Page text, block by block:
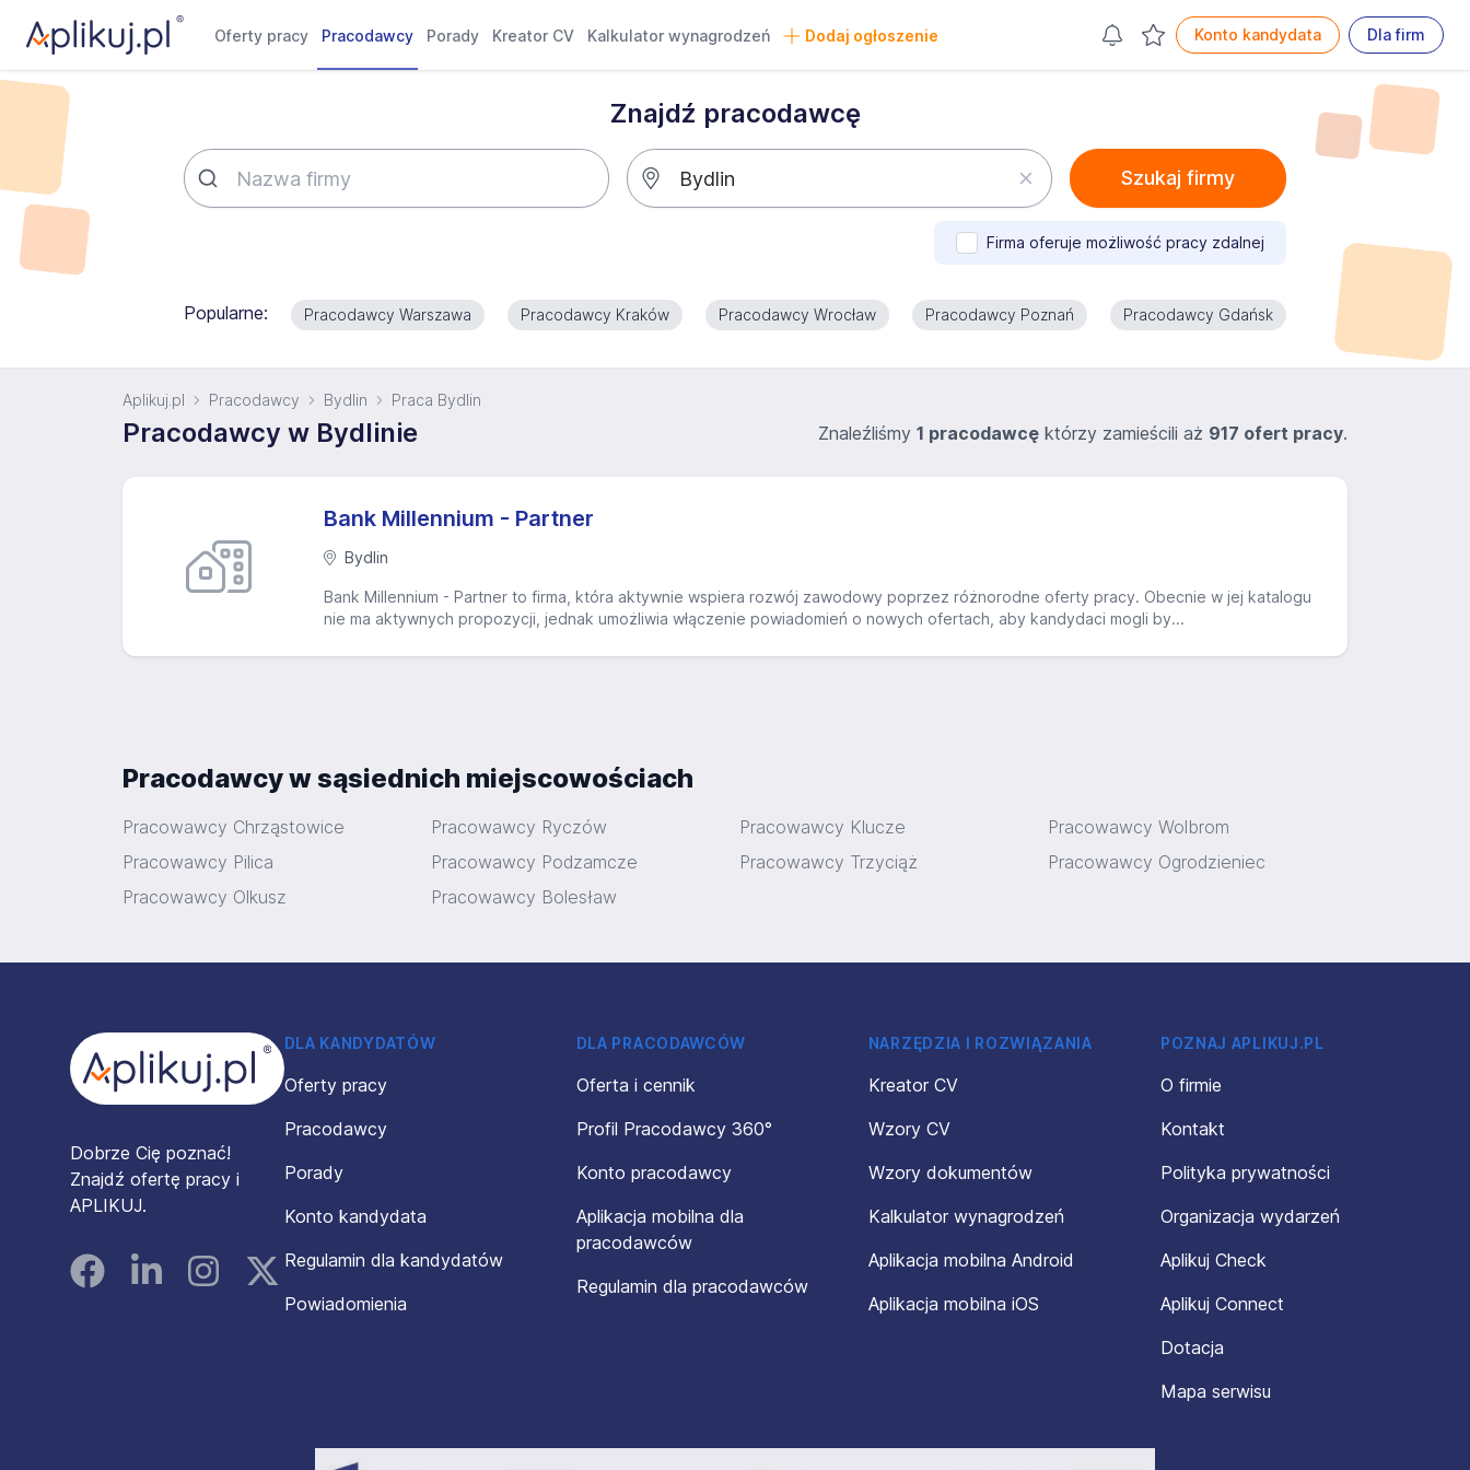
Oferty pracy Pracodawcy Porady Kreator CV Kalkulator wynagrodzeń Dodaj ogłoszenie Konto kandydata Dla firm
Znajdź pracodawcę
Szukaj firmy
Firma oferuje możliwość pracy zdalnej
Popularne: Pracodawcy Warszawa Pracodawcy Kraków Pracodawcy Wrocław Pracodawcy Poznań Pracodawcy Gdańsk
Aplikuj.pl Pracodawcy Bydlin Praca Bydlin
Pracodawcy w Bydlinie Znaleźliśmy 1 pracodawcę którzy zamieścili aż 917 ofert pracy.
Bank Millennium - Partner
Bydlin
Bank Millennium - Partner to firma, która aktywnie wspiera rozwój zawodowy poprzez różnorodne oferty pracy. Obecnie w jej katalogu
nie ma aktywnych propozycji, jednak umożliwia włączenie powiadomień o nowych ofertach, aby kandydaci mogli by...
Pracodawcy w sąsiednich miejscowościach
Pracowawcy Chrząstowice Pracowawcy Ryczów Pracowawcy Klucze
Pracowawcy Wolbrom
Pracowawcy Pilica
Pracowawcy Podzamcze Pracowawcy Trzyciąż
Pracowawcy Ogrodzieniec
Pracowawcy Olkusz
Pracowawcy Bolesław
Dobrze Cię poznać!
Znajdź ofertę pracy i
APLIKUJ.
FacebookLinked InInstagramInstagram
DLA KANDYDATÓW
Oferty pracy
Pracodawcy
Porady
Konto kandydata
Regulamin dla kandydatów
Powiadomienia
DLA PRACODAWCÓW
Oferta i cennik
Profil Pracodawcy 360°
Konto pracodawcy
Aplikacja mobilna dla
pracodawców
Regulamin dla pracodawców
NARZĘDZIA I ROZWIĄZANIA
Kreator CV
Wzory CV
Wzory dokumentów
Kalkulator wynagrodzeń
Aplikacja mobilna Android
Aplikacja mobilna iOS
POZNAJ APLIKUJ.PL
O firmie
Kontakt
Polityka prywatności
Organizacja wydarzeń
Aplikuj Check
Aplikuj Connect
Dotacja
Mapa serwisu